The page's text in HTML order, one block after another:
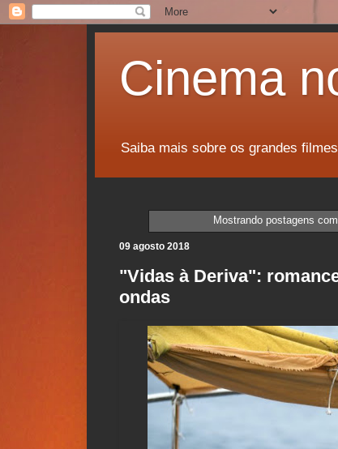
Cinema
Saiba mais sobre os grandes
Mostrando postagens
09 agosto 2018
"Vidas à Deriva":
ondas